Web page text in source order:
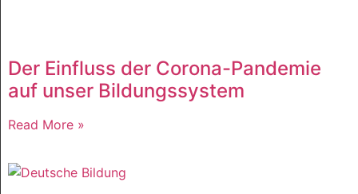
Der Einfluss der Corona-Pandemie
auf unser Bildungssystem
Read More »